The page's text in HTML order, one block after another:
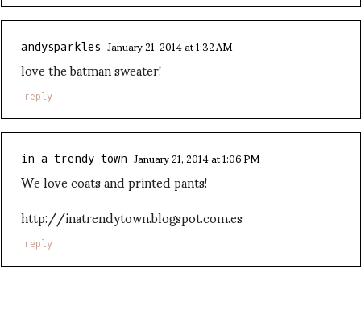
andysparkles January 21, 2014 at 1:32 AM
love the batman sweater!
reply
in a trendy town January 21, 2014 at 1:06 PM
We love coats and printed pants!
http://inatrendytown.blogspot.com.es
reply